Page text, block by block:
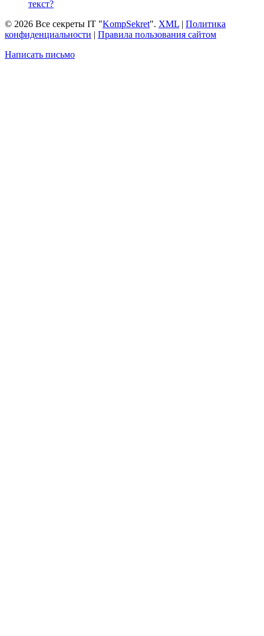
текст?
© 2026 Все секреты IT "KompSekret". XML | Политика
конфиденциальности | Правила пользования сайтом
Написать письмо